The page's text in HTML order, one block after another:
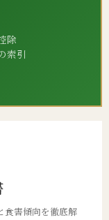
除
索引
食害傾向を徹底解